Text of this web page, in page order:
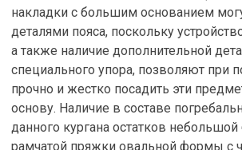
накладки с большим основанием
деталями пояса, поскольку
а также наличие дополнительной
специального упора, позволяют при
прочно и жестко посадить эти
основу. Наличие в составе
данного кургана остатков
рамчатой пряжки овальной формы с